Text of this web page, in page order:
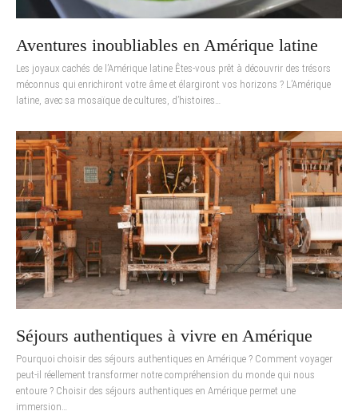
Aventures inoubliables en Amérique latine
Les joyaux cachés de l’Amérique latine Êtes-vous prêt à découvrir des trésors
méconnus qui enrichiront votre âme et élargiront vos horizons ? L’Amérique
latine, avec sa mosaïque de cultures, d’histoires…
Séjours authentiques à vivre en Amérique
Pourquoi choisir des séjours authentiques en Amérique ? Comment voyager
peut-il réellement transformer notre compréhension du monde qui nous
entoure ? Choisir des séjours authentiques en Amérique permet une
immersion…